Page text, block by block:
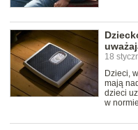
18
Dzieci,
mają
dzieci
w